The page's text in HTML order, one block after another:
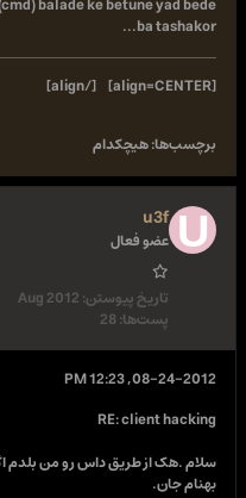
balade ke betune yad bede?
ba tashakor...
[align=CENTER]
[/align]
برچسب‌ها:هیچکدام
u3f
عضو فعال
تاریخ پیوستن:Aug 2012
پست‌ها:28
08-24-2012, 12:23 PM
RE: client hacking
سلام .هک از طریق داس رو من بلدم
بهنام جان.